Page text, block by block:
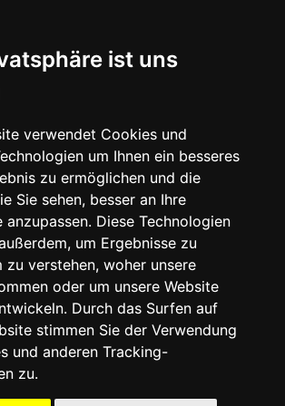
ist uns
verwendet Cookies und
um Ihnen ein besseres
zu ermöglichen und die
Sie sehen, besser an Ihre
anzupassen. Diese Technologien
um Ergebnisse zu
zu verstehen, woher unsere
oder um unsere Website
Durch das Surfen auf
stimmen Sie der Verwendung
und anderen Tracking-
zu.